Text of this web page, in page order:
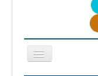
Cambiar
navegación